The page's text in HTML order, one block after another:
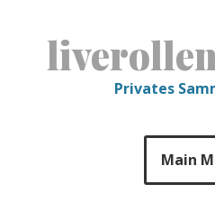
Privates
Main